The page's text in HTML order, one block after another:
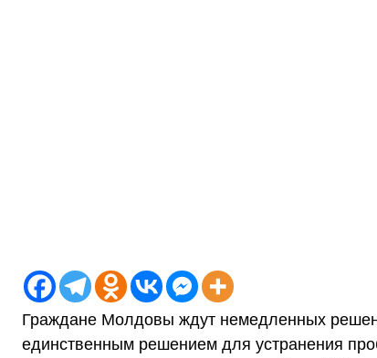
Граждане Молдовы ждут немедленных
единственным решением для устранения